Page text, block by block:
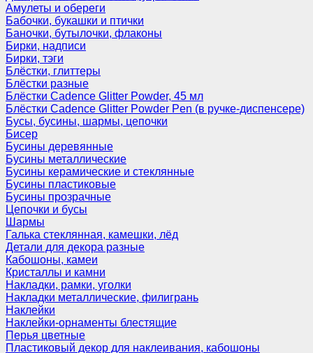
Амулеты и обереги
Бабочки, букашки и птички
Баночки, бутылочки, флаконы
Бирки, надписи
Бирки, тэги
Блёстки, глиттеры
Блёстки разные
Блёстки Cadence Glitter Powder, 45 мл
Блёстки Cadence Glitter Powder Pen (в ручке-диспенсере)
Бусы, бусины, шармы, цепочки
Бисер
Бусины деревянные
Бусины металлические
Бусины керамические и стеклянные
Бусины пластиковые
Бусины прозрачные
Цепочки и бусы
Шармы
Галька стеклянная, камешки, лёд
Детали для декора разные
Кабошоны, камеи
Кристаллы и камни
Накладки, рамки, уголки
Накладки металлические, филигрань
Наклейки
Наклейки-орнаменты блестящие
Перья цветные
Пластиковый декор для наклеивания, кабошоны